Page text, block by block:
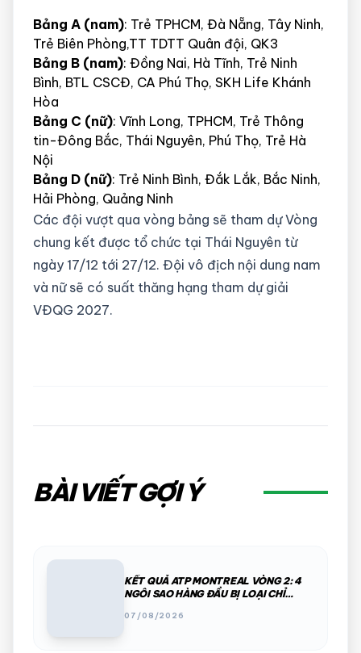
Bảng A (nam): Trẻ TPHCM, Đà Nẵng, Tây Ninh,
Trẻ Biên Phòng,TT TDTT Quân đội, QK3
Bảng B (nam): Đồng Nai, Hà Tĩnh, Trẻ Ninh
Bình, BTL CSCĐ, CA Phú Thọ, SKH Life Khánh
Hòa
Bảng C (nữ): Vĩnh Long, TPHCM, Trẻ Thông
tin-Đông Bắc, Thái Nguyên, Phú Thọ, Trẻ Hà
Nội
Bảng D (nữ): Trẻ Ninh Bình, Đắk Lắk, Bắc Ninh,
Hải Phòng, Quảng Ninh
Các đội vượt qua vòng bảng sẽ tham dự Vòng
chung kết được tổ chức tại Thái Nguyên từ
ngày 17/12 tới 27/12. Đội vô địch nội dung nam
và nữ sẽ có suất thăng hạng tham dự giải
VĐQG 2027.
BÀI VIẾT GỢI Ý
KẾT QUẢ ATP MONTREAL VÒNG 2: 4
NGÔI SAO HÀNG ĐẦU BỊ LOẠI CHỈ
07/08/2026